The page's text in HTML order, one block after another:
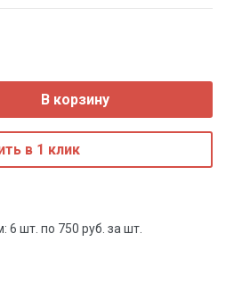
В корзину
в 1 клик
6 шт. по 750 руб. за шт.